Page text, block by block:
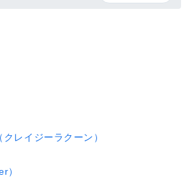
レイジーラクーン）
）